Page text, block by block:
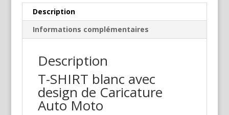
Description
Informations complémentaires
Description
T-SHIRT blanc avec
design de Caricature
Auto Moto